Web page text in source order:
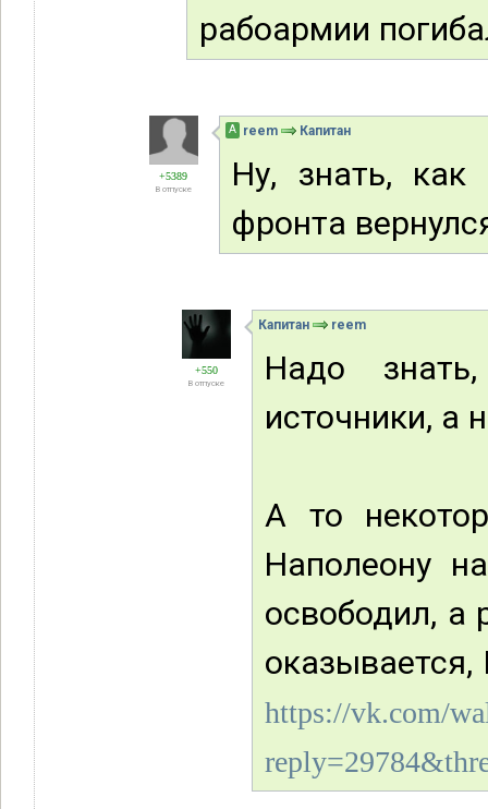
рабоармии
+5389
В отпуске
А reem Капитан
Ну, знать, как
фронта
+550
В отпуске
Капитан reem
Надо
источники, а
А то
Наполеону
освободил, а
https://vk.com/